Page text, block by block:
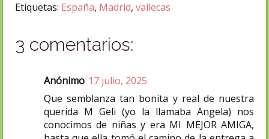
Etiquetas: España, Madrid, vallecas
3 comentarios:
Anónimo 17 julio, 2025
Que semblanza tan bonita y real de nuestra
querida M Geli (yo la llamaba Angela) nos
conocimos de niñas y era MI MEJOR AMIGA,